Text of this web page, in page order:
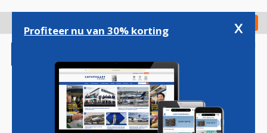
gaan
Check in
Profiteer nu van 30% korting x